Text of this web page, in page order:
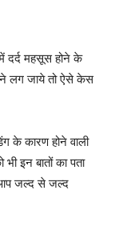
में दर्द महसूस होने के
लग जाये तो ऐसे केस
के कारण होने वाली
इन बातों का पता
आप जल्द से जल्द